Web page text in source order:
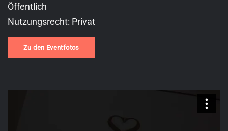
Öffentlich
Nutzungsrecht: Privat
Zu den Eventfotos